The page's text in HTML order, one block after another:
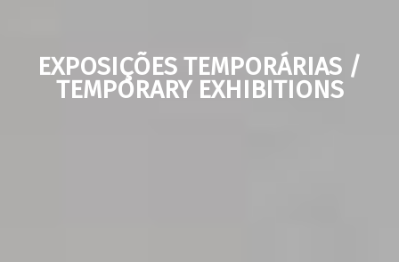
EXPOSIÇÕES TEMPORÁRIAS /
TEMPORARY EXHIBITIONS